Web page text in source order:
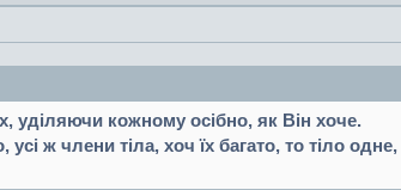
уділяючи кожному осібно, як Він хоче.
ж члени тіла, хоч їх багато, то тіло одне,